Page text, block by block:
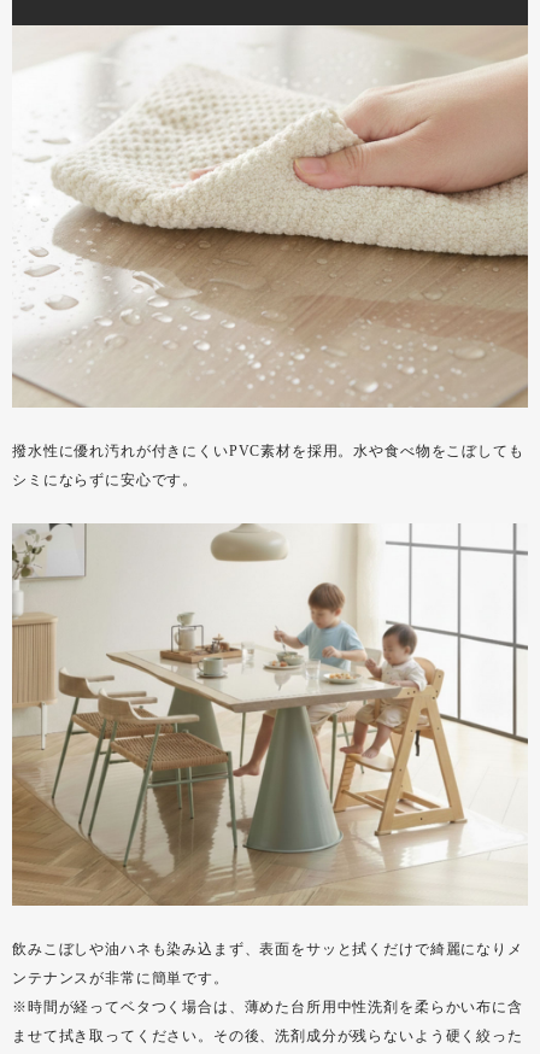
撥水性に優れ汚れが付きにくいPVC素材を採用。水や食べ物をこぼしても
シミにならずに安心です。
飲みこぼしや油ハネも染み込まず、表面をサッと拭くだけで綺麗になりメ
ンテナンスが非常に簡単です。
※時間が経ってベタつく場合は、薄めた台所用中性洗剤を柔らかい布に含
ませて拭き取ってください。その後、洗剤成分が残らないよう硬く絞った